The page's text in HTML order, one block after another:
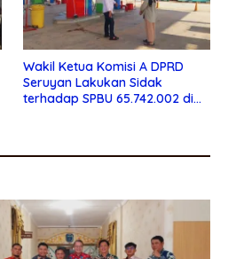
Wakil Ketua Komisi A DPRD
Seruyan Lakukan Sidak
terhadap SPBU 65.742.002 di